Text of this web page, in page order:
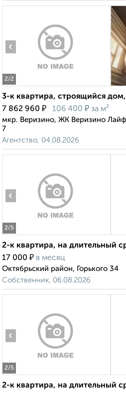
2/2
‹
3-к квартира, строящийся
7 862 960 ₽ 106 400 ₽ за м²
мкр. Веризино, ЖК Веризино
7
Агентство, 04.08.2026
2/5
‹
2-к квартира, на длительный
17 000 ₽ в месяц
Октябрьский район, Горького 34
Собственник, 06.08.2026
2/5
‹
2-к квартира, на длительный